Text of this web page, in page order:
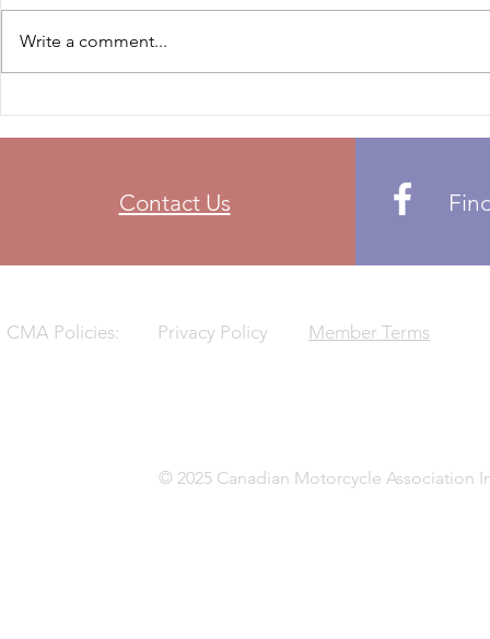
OPEN: ZONE
members
Write a comment...
Contact Us
CMA Policies: Privacy Policy Member Terms
© 2025 Canadian Motorcycle Association